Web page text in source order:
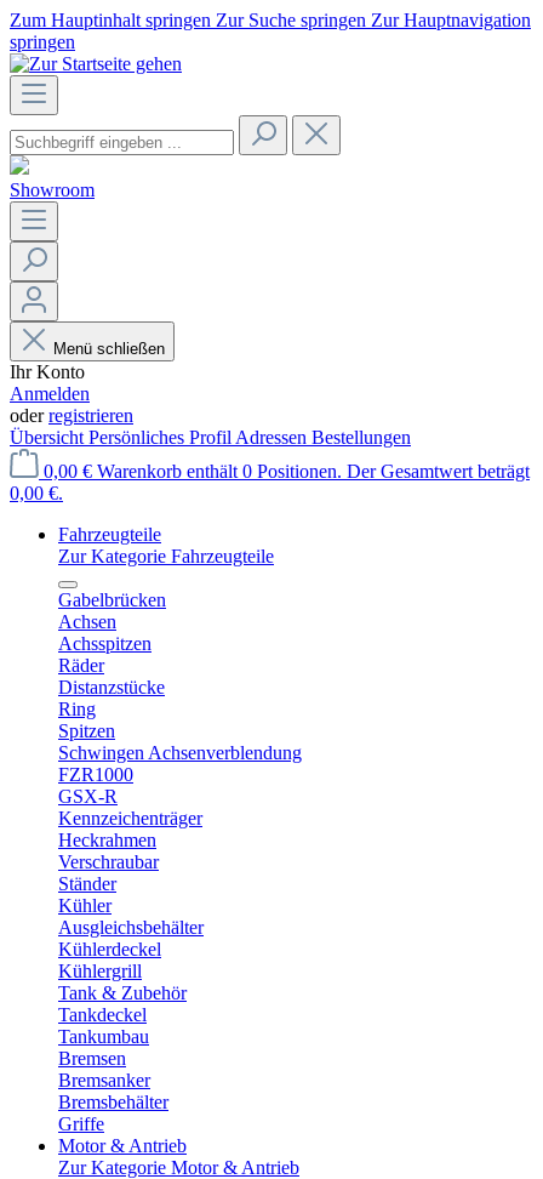
Zum Hauptinhalt springen Zur Suche springen Zur Hauptnavigation
springen
Showroom
Menü schließen
Ihr Konto
Anmelden
oderregistrieren
Übersicht Persönliches Profil Adressen Bestellungen
0,00 € Warenkorb enthält 0 Positionen. Der Gesamtwert beträgt
0,00 €.
Fahrzeugteile
Zur Kategorie Fahrzeugteile
Gabelbrücken
Achsen
Achsspitzen
Räder
Distanzstücke
Ring
Spitzen
Schwingen Achsenverblendung
FZR1000
GSX-R
Kennzeichenträger
Heckrahmen
Verschraubar
Ständer
Kühler
Ausgleichsbehälter
Kühlerdeckel
Kühlergrill
Tank & Zubehör
Tankdeckel
Tankumbau
Bremsen
Bremsanker
Bremsbehälter
Griffe
Motor & Antrieb
Zur Kategorie Motor & Antrieb